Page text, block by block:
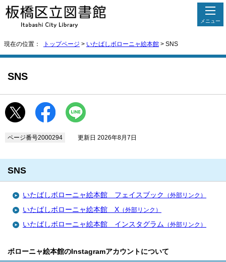
メニュー
現在の位置： トップページ > いたばしボローニャ絵本館 > SNS
SNS
ページ番号2000294 更新日 2026年8月7日
SNS
いたばしボローニャ絵本館 フェイスブック （外部リンク）
いたばしボローニャ絵本館 X （外部リンク）
いたばしボローニャ絵本館 インスタグラム （外部リンク）
ボローニャ絵本館のInstagramアカウントについて